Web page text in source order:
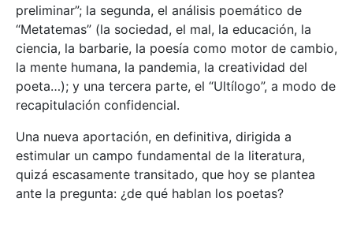
preliminar”; la segunda, el análisis poemático de
“Metatemas” (la sociedad, el mal, la educación, la
ciencia, la barbarie, la poesía como motor de cambio,
la mente humana, la pandemia, la creatividad del
poeta…); y una tercera parte, el “Ultílogo”, a modo de
recapitulación confidencial.
Una nueva aportación, en definitiva, dirigida a
estimular un campo fundamental de la literatura,
quizá escasamente transitado, que hoy se plantea
ante la pregunta: ¿de qué hablan los poetas?